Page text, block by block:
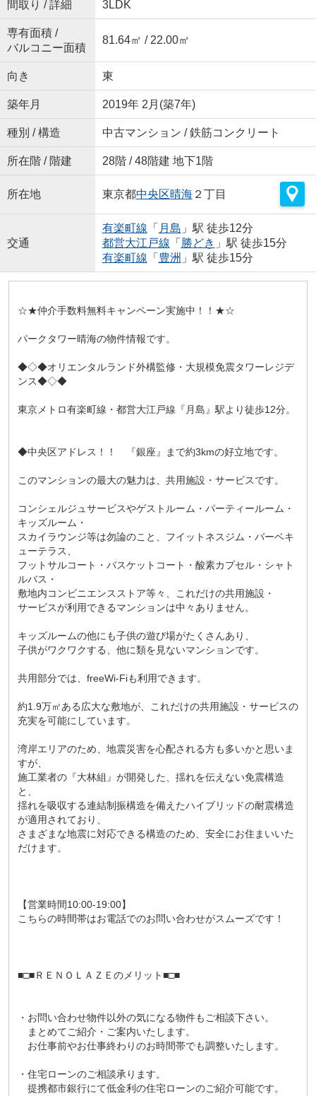
間取り / 詳細 3LDK
専有面積 /
バルコニー面積
81.64㎡ / 22.00㎡
向き 東
築年月 2019年 2月(築7年)
種別 / 構造 中古マンション / 鉄筋コンクリート
所在階 / 階建 28階 / 48階建 地下1階
所在地 東京都中央区晴海２丁目
交通
有楽町線 「 月島 」駅 徒歩12分
都営大江戸線 「 勝どき 」駅 徒歩15分
有楽町線 「 豊洲 」駅 徒歩15分
☆★仲介手数料無料キャンペーン実施中！！★☆
パークタワー晴海の物件情報です。
◆◇◆オリエンタルランド外構監修・大規模免震タワーレジデ
ンス◆◇◆
東京メトロ有楽町線・都営大江戸線『月島』駅より徒歩12分。
◆中央区アドレス！！ 『銀座』まで約3kmの好立地です。
このマンションの最大の魅力は、共用施設・サービスです。
コンシェルジュサービスやゲストルーム・パーティールーム・
キッズルーム・
スカイラウンジ等は勿論のこと、フイットネスジム・バーベキ
ューテラス、
フットサルコート・バスケットコート・酸素カプセル・シャト
ルバス・
敷地内コンビニエンスストア等々、これだけの共用施設・
サービスが利用できるマンションは中々ありません。
キッズルームの他にも子供の遊び場がたくさんあり、
子供がワクワクする、他に類を見ないマンションです。
共用部分では、freeWi-Fiも利用できます。
約1.9万㎡ある広大な敷地が、これだけの共用施設・サービスの
充実を可能にしています。
湾岸エリアのため、地震災害を心配される方も多いかと思いま
すが、
施工業者の『大林組』が開発した、揺れを伝えない免震構造
と、
揺れを吸収する連結制振構造を備えたハイブリッドの耐震構造
が適用されており、
さまざまな地震に対応できる構造のため、安全にお住まいいた
だけます。
【営業時間10:00-19:00】
こちらの時間帯はお電話でのお問い合わせがスムーズです！
■□■ＲＥＮＯＬＡＺＥのメリット■□■
・お問い合わせ物件以外の気になる物件もご相談下さい。
まとめてご紹介・ご案内いたします。
お仕事前やお仕事終わりのお時間帯でも調整いたします。
・住宅ローンのご相談承ります。
提携都市銀行にて低金利の住宅ローンのご紹介可能です。